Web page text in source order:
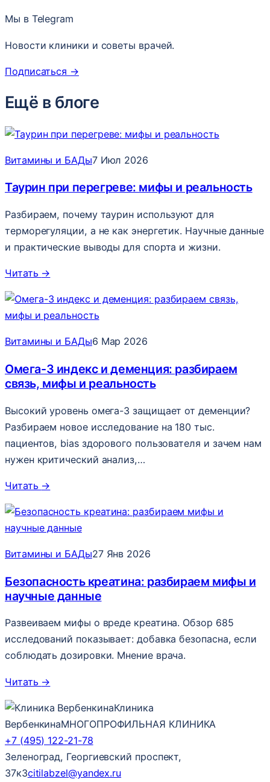
Мы в Telegram
Новости клиники и советы врачей.
Подписаться →
Ещё в блоге
Витамины и БАДы7 Июл 2026
Таурин при перегреве: мифы и реальность
Разбираем, почему таурин используют для
терморегуляции, а не как энергетик. Научные данные
и практические выводы для спорта и жизни.
Читать →
Витамины и БАДы6 Мар 2026
Омега-3 индекс и деменция: разбираем
связь, мифы и реальность
Высокий уровень омега-3 защищает от деменции?
Разбираем новое исследование на 180 тыс.
пациентов, bias здорового пользователя и зачем нам
нужен критический анализ,…
Читать →
Витамины и БАДы27 Янв 2026
Безопасность креатина: разбираем мифы и
научные данные
Развеиваем мифы о вреде креатина. Обзор 685
исследований показывает: добавка безопасна, если
соблюдать дозировки. Мнение врача.
Читать →
Клиника
ВербенкинаМНОГОПРОФИЛЬНАЯ КЛИНИКА
+7 (495) 122-21-78
Зеленоград, Георгиевский проспект,
37к3citilabzel@yandex.ru